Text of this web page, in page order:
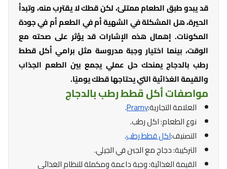
قد يبدو طبق الطعام ممتلئ، لكن قطك لا يقترب منه، وتبدأ
الحيرة، هل المشكلة في الشهية أم في الطعم أم في جودة
المكونات. إهمال هذه الإشارات قد يؤثر على صحته مع
الوقت، بينما اختيار وجبة مدروسة مثل برامي أكل قطط
رطب بالدجاج يمنحك حل عملي يجمع بين الطعم الجذاب
والقيمة الغذائية التي يحتاجها قطك يوميًا.
مواصفات أكل قطط رطب بالدجاج
العلامة التجارية:Pramy
.
نوع الطعام: اكل رطب.
التصنيف:اكل قطط رطب.
التركيبة: دجاج مع الجبن في الجيلي.
القيمة الغذائية: وجبة داعمة ومكملة للنظام الغذائي